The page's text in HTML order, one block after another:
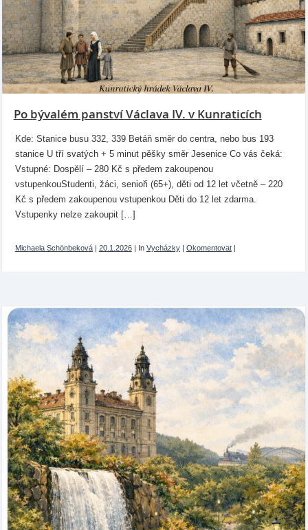
Po bývalém panství Václava IV. v Kunraticích
Kde: Stanice busu 332, 339 Betáň směr do centra, nebo bus 193
stanice U tří svatých + 5 minut pěšky směr Jesenice Co vás čeká:
Vstupné: Dospělí – 280 Kč s předem zakoupenou
vstupenkouStudenti, žáci, senioři (65+), děti od 12 let včetně – 220
Kč s předem zakoupenou vstupenkou Děti do 12 let zdarma.
Vstupenky nelze zakoupit […]
Michaela Schönbeková| 20.1.2026| In Vycházky| Okomentovat|